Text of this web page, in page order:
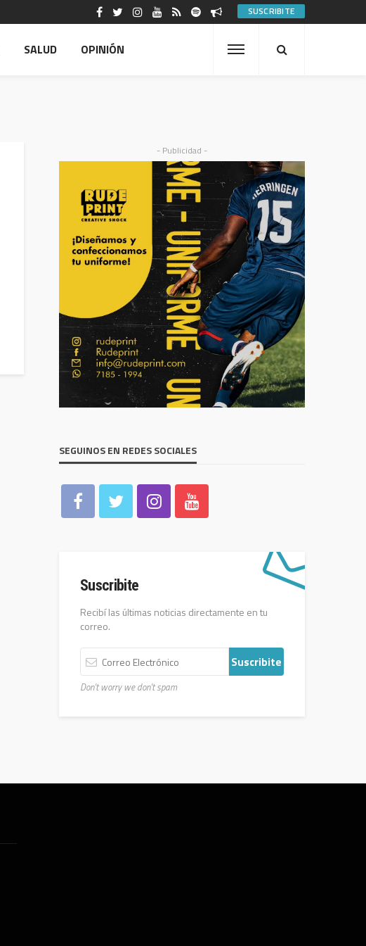
SUSCRIBITE
SALUD OPINIÓN
- Publicidad -
SEGUINOS EN REDES SOCIALES
Suscribite
Recibí las últimas noticias directamente en tu
correo.
Don't worry we don't spam